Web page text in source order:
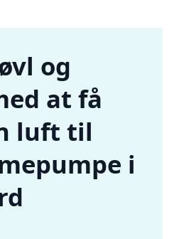
og
at få
luft til
i